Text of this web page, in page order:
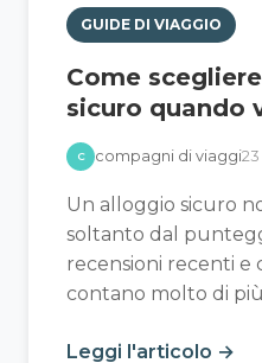
GUIDE DI VIAGGIO
Come
sicuro quando
C compagni di viaggi
Un alloggio sicuro
soltanto dal
recensioni recenti e
contano molto di
Leggi l'articolo →